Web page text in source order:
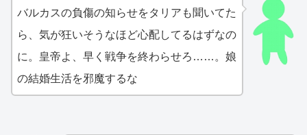
バルカスの負傷の知らせをタリアも聞いてた
ら、気が狂いそうなほど心配してるはずなの
に。皇帝よ、早く戦争を終わらせろ……。娘
の結婚生活を邪魔するな